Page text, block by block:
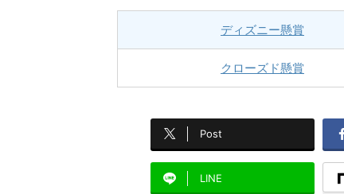
ディズニー懸賞
クローズド懸賞
Post
LINE